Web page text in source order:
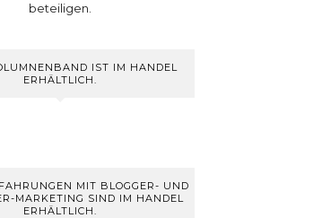
beteiligen.
IST IM HANDEL
ERHÄLTLICH.
MIT BLOGGER- UND
MARKETING SIND IM HANDEL
ERHÄLTLICH.